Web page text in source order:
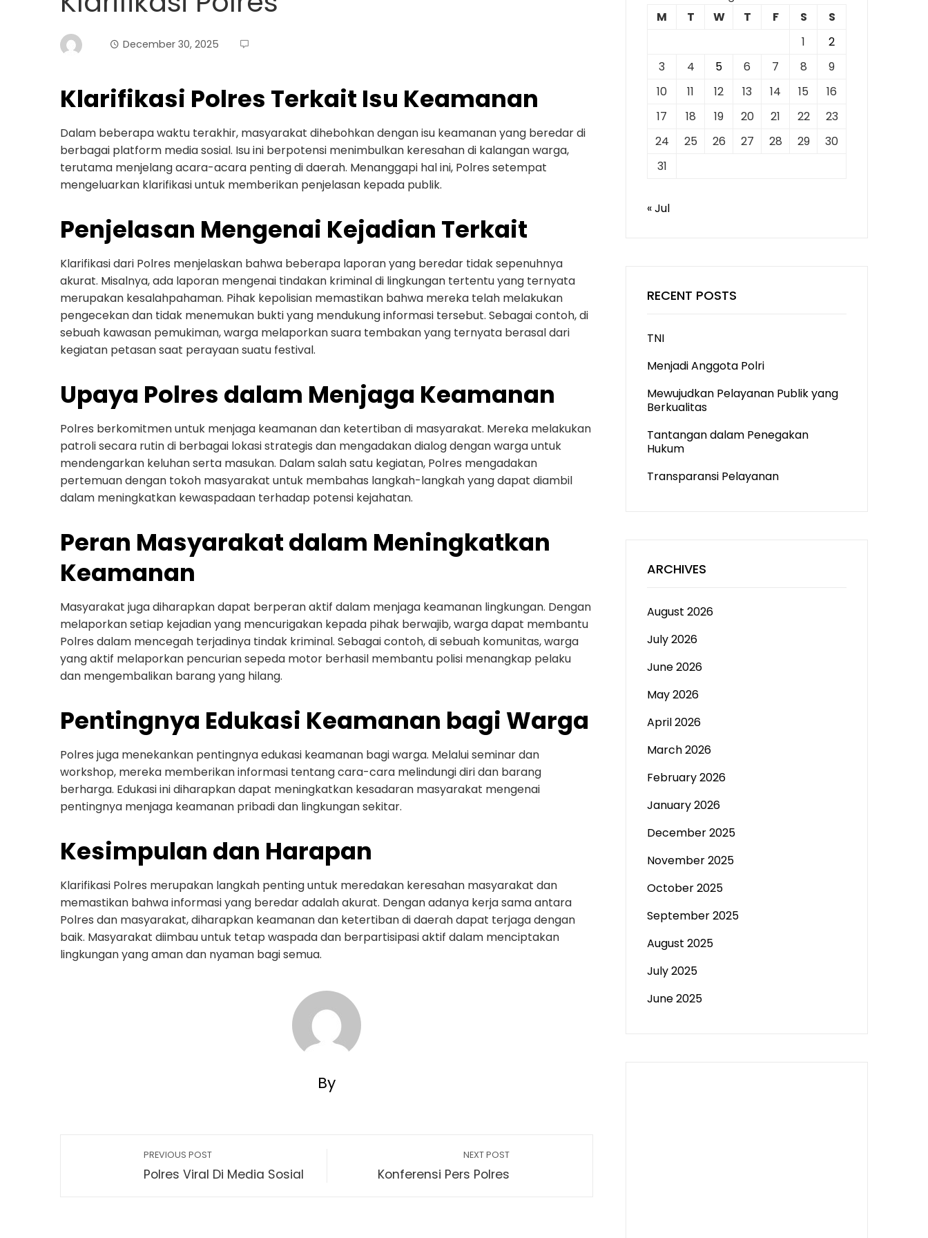
December 30, 2025
Klarifikasi Polres Terkait Isu Keamanan
Dalam beberapa waktu terakhir, masyarakat dihebohkan dengan isu keamanan yang beredar di
berbagai platform media sosial. Isu ini berpotensi menimbulkan keresahan di kalangan warga,
terutama menjelang acara-acara penting di daerah. Menanggapi hal ini, Polres setempat
mengeluarkan klarifikasi untuk memberikan penjelasan kepada publik.
Penjelasan Mengenai Kejadian Terkait
Klarifikasi dari Polres menjelaskan bahwa beberapa laporan yang beredar tidak sepenuhnya
akurat. Misalnya, ada laporan mengenai tindakan kriminal di lingkungan tertentu yang ternyata
merupakan kesalahpahaman. Pihak kepolisian memastikan bahwa mereka telah melakukan
pengecekan dan tidak menemukan bukti yang mendukung informasi tersebut. Sebagai contoh, di
sebuah kawasan pemukiman, warga melaporkan suara tembakan yang ternyata berasal dari
kegiatan petasan saat perayaan suatu festival.
Upaya Polres dalam Menjaga Keamanan
Polres berkomitmen untuk menjaga keamanan dan ketertiban di masyarakat. Mereka melakukan
patroli secara rutin di berbagai lokasi strategis dan mengadakan dialog dengan warga untuk
mendengarkan keluhan serta masukan. Dalam salah satu kegiatan, Polres mengadakan
pertemuan dengan tokoh masyarakat untuk membahas langkah-langkah yang dapat diambil
dalam meningkatkan kewaspadaan terhadap potensi kejahatan.
Peran Masyarakat dalam Meningkatkan
Keamanan
Masyarakat juga diharapkan dapat berperan aktif dalam menjaga keamanan lingkungan. Dengan
melaporkan setiap kejadian yang mencurigakan kepada pihak berwajib, warga dapat membantu
Polres dalam mencegah terjadinya tindak kriminal. Sebagai contoh, di sebuah komunitas, warga
yang aktif melaporkan pencurian sepeda motor berhasil membantu polisi menangkap pelaku
dan mengembalikan barang yang hilang.
Pentingnya Edukasi Keamanan bagi Warga
Polres juga menekankan pentingnya edukasi keamanan bagi warga. Melalui seminar dan
workshop, mereka memberikan informasi tentang cara-cara melindungi diri dan barang
berharga. Edukasi ini diharapkan dapat meningkatkan kesadaran masyarakat mengenai
pentingnya menjaga keamanan pribadi dan lingkungan sekitar.
Kesimpulan dan Harapan
Klarifikasi Polres merupakan langkah penting untuk meredakan keresahan masyarakat dan
memastikan bahwa informasi yang beredar adalah akurat. Dengan adanya kerja sama antara
Polres dan masyarakat, diharapkan keamanan dan ketertiban di daerah dapat terjaga dengan
baik. Masyarakat diimbau untuk tetap waspada dan berpartisipasi aktif dalam menciptakan
lingkungan yang aman dan nyaman bagi semua.
By
PREVIOUS POST
Polres Viral Di Media Sosial
NEXT POST
Konferensi Pers Polres
M
T W T F S
S
1
2
3
4 5 6 7 8
9
10
11 12 13 14 15
16
17
18 19 20 21 22
23
24
25 26 27 28 29
30
31
« Jul
RECENT POSTS
TNI
Menjadi Anggota Polri
Mewujudkan Pelayanan Publik yang
Berkualitas
Tantangan dalam Penegakan
Hukum
Transparansi Pelayanan
ARCHIVES
August 2026
July 2026
June 2026
May 2026
April 2026
March 2026
February 2026
January 2026
December 2025
November 2025
October 2025
September 2025
August 2025
July 2025
June 2025